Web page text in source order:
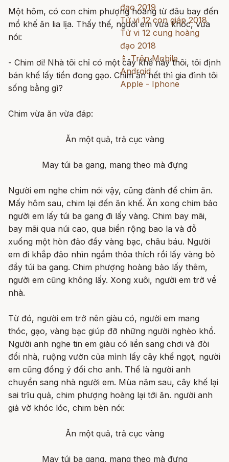
đạo 2019
Tử vi 12 con giáp 2018
Tử vi 12 cung hoàng
đạo 2018
📱Trên Mobile
Android
Apple - Iphone
Một hôm, có con chim phượng hoàng từ đâu bay đến
mổ khế ăn lia lịa. Thấy thế, người em vừa khóc, vừa
nói:
- Chim ơi! Nhà tôi chỉ có một cây khế này thôi, tôi định
bán khế lấy tiền đong gạo. Chim ăn hết thì gia đình tôi
sống bằng gì?
Chim vừa ăn vừa đáp:
Ăn một quả, trả cục vàng
May túi ba gang, mang theo mà đựng
Người em nghe chim nói vậy, cũng đành để chim ăn.
Mấy hôm sau, chim lại đến ăn khế. Ăn xong chim bảo
người em lấy túi ba gang đi lấy vàng. Chim bay mãi,
bay mãi qua núi cao, qua biển rộng bao la và đỗ
xuống một hòn đảo đầy vàng bạc, châu báu. Người
em đi khắp đảo nhìn ngắm thỏa thích rồi lấy vàng bỏ
đầy túi ba gang. Chim phượng hoàng bảo lấy thêm,
người em cũng không lấy. Xong xuôi, người em trở về
nhà.
Từ đó, người em trở nên giàu có, người em mang
thóc, gạo, vàng bạc giúp đỡ những người nghèo khổ.
Người anh nghe tin em giàu có liền sang chơi và đòi
đổi nhà, ruộng vườn của mình lấy cây khế ngọt, người
em cũng đồng ý đổi cho anh. Thế là người anh
chuyển sang nhà người em. Mùa năm sau, cây khế lại
sai trĩu quả, chim phượng hoàng lại tới ăn. người anh
giả vờ khóc lóc, chim bèn nói:
Ăn một quả, trả cục vàng
May túi ba gang, mang theo mà đựng